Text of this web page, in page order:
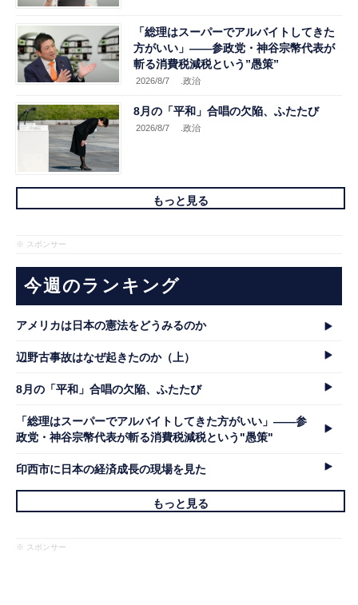
「総理はスーパーでアルバイトしてきた
方がいい」――参政党・神谷宗幣代表が
斬る消費税減税という”愚策”
2026/8/7 .政治
8月の「平和」合唱の欠陥、ふたたび
2026/8/7 .政治
もっと見る
※ スポンサー
今週のランキング
アメリカは日本の憲法をどうみるのか
辺野古事故はなぜ起きたのか（上）
8月の「平和」合唱の欠陥、ふたたび
「総理はスーパーでアルバイトしてきた方がいい」――参
政党・神谷宗幣代表が斬る消費税減税という"愚策"
印西市に日本の経済成長の現場を見た
もっと見る
※ スポンサー